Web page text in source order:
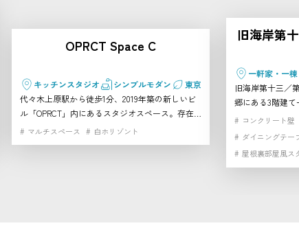
OPRCT Space C
キッチンスタジオ シンプルモダン
東京
代々木上原駅から徒歩1分、2019年築の新しいビ
ル「OPRCT」内にあるスタジオスペース。存在
感のある大きなアイランド型キッチンカウンター
マルチスペース 白ホリゾント
旧海岸第
一軒家・一棟
旧海岸第十三／
郷にある3階建
タジオ。シルバ
を切り替えられ
コンクリート壁
ダイニングテー
屋根裏部屋風ス
高速インターネ